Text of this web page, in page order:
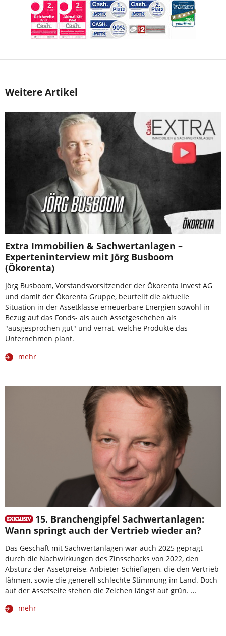
Weitere Artikel
Extra Immobilien & Sachwertanlagen –
Experteninterview mit Jörg Busboom
(Ökorenta)
Jörg Busboom, Vorstandsvorsitzender der Ökorenta Invest AG
und damit der Ökorenta Gruppe, beurteilt die aktuelle
Situation in der Assetklasse erneuerbare Energien sowohl in
Bezug auf das Fonds- als auch Assetgeschehen als
"ausgesprochen gut" und verrät, welche Produkte das
Unternehmen plant.
mehr
15. Branchengipfel Sachwertanlagen:
Wann springt auch der Vertrieb wieder an?
Das Geschäft mit Sachwertanlagen war auch 2025 geprägt
durch die Nachwirkungen des Zinsschocks von 2022, den
Absturz der Assetpreise, Anbieter-Schieflagen, die den Vertrieb
lähmen, sowie die generell schlechte Stimmung im Land. Doch
auf der Assetseite stehen die Zeichen längst auf grün. …
mehr